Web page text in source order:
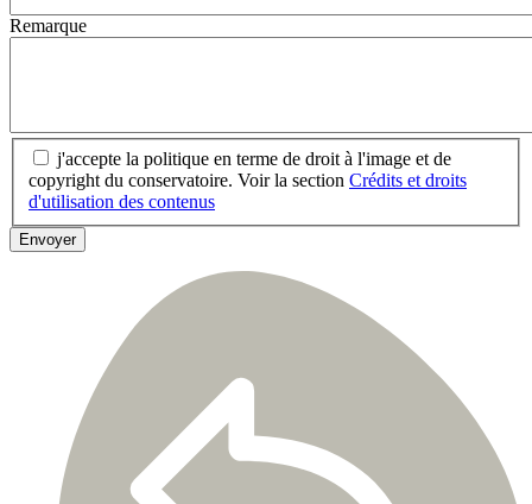
Remarque
j'accepte la politique en terme de droit à l'image et de
copyright du conservatoire. Voir la section Crédits et droits
d'utilisation des contenus